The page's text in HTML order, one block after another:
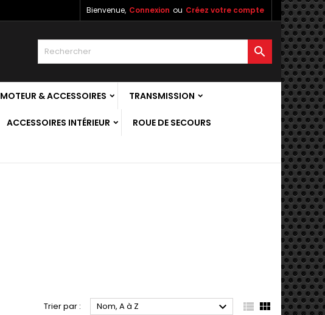
Bienvenue, Connexion ou Créez votre compte

MOTEUR & ACCESSOIRES TRANSMISSION
ACCESSOIRES INTÉRIEUR ROUE DE SECOURS
Trier par : Nom, A à Z   